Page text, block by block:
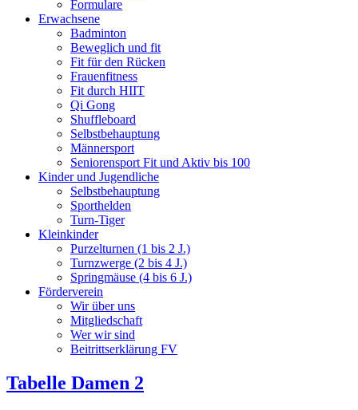
Formulare
Erwachsene
Badminton
Beweglich und fit
Fit für den Rücken
Frauenfitness
Fit durch HIIT
Qi Gong
Shuffleboard
Selbstbehauptung
Männersport
Seniorensport Fit und Aktiv bis 100
Kinder und Jugendliche
Selbstbehauptung
Sporthelden
Turn-Tiger
Kleinkinder
Purzelturnen (1 bis 2 J.)
Turnzwerge (2 bis 4 J.)
Springmäuse (4 bis 6 J.)
Förderverein
Wir über uns
Mitgliedschaft
Wer wir sind
Beitrittserklärung FV
Tabelle Damen 2